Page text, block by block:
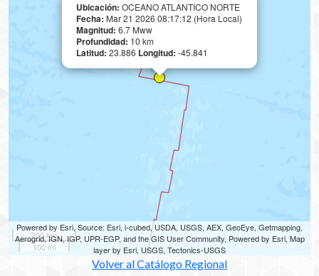
Ubicación: OCEANO ATLANTICO NORTE
Fecha: Mar 21 2026 08:17:12 (Hora Local)
Magnitud: 6.7 Mww
Profundidad: 10 km
Latitud: 23.886 Longitud: -45.841
200 km
100 mi
Powered by Esri, Source: Esri, i-cubed, USDA, USGS, AEX, GeoEye, Getmapping,
Aerogrid, IGN, IGP, UPR-EGP, and the GIS User Community, Powered by Esri, Map
layer by Esri, USGS, Tectonics-USGS
Volver al Catálogo Regional